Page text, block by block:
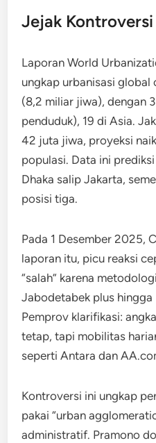
Jejak Kontroversi
Laporan World
ungkap urbanisasi global
(8,2 miliar jiwa), dengan
penduduk), 19 di Asia.
42 juta jiwa, proyeksi
populasi. Data ini
Dhaka salip Jakarta,
posisi tiga.​
Pada 1 Desember 2025,
laporan itu, picu reaksi
“salah” karena
Jabodetabek plus hingga
Pemprov klarifikasi:
tetap, tapi mobilitas
seperti Antara dan
Kontroversi ini ungkap
pakai “urban
administratif. Pramono